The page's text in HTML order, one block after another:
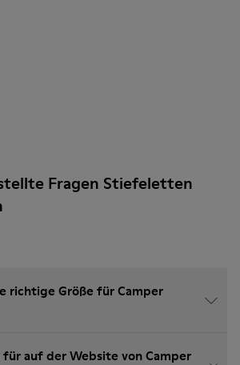
Fragen Stiefeletten
richtige Größe für Camper
für auf der Website von Camper